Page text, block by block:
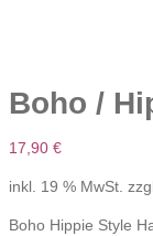
Boho /
17,90 €
inkl. 19 % MwSt.
Boho Hippie Style